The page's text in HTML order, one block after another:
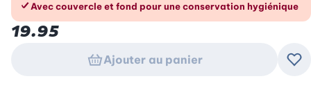
Avec couvercle et fond pour une conservation hygiénique
19.95
Ajouter au panier